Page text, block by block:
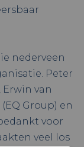
nederveen
Peter
Erwin van
Group) en
voor
veel los